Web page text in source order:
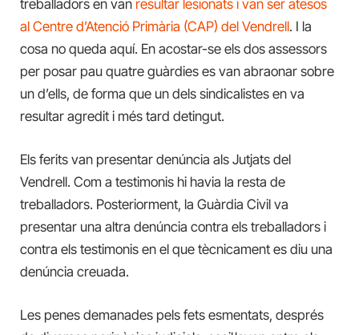
treballadors en van resultar lesionats i van ser atesos
al Centre d’Atenció Primària (CAP) del Vendrell. I la
cosa no queda aquí. En acostar-se els dos assessors
per posar pau quatre guàrdies es van abraonar sobre
un d’ells, de forma que un dels sindicalistes en va
resultar agredit i més tard detingut.
Els ferits van presentar denúncia als Jutjats del
Vendrell. Com a testimonis hi havia la resta de
treballadors. Posteriorment, la Guàrdia Civil va
presentar una altra denúncia contra els treballadors i
contra els testimonis en el que tècnicament es diu una
denúncia creuada.
Les penes demanades pels fets esmentats, després